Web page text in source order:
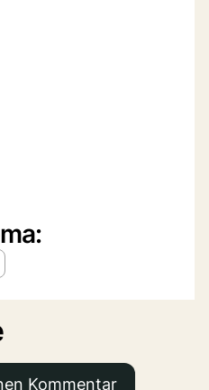
Kommentar